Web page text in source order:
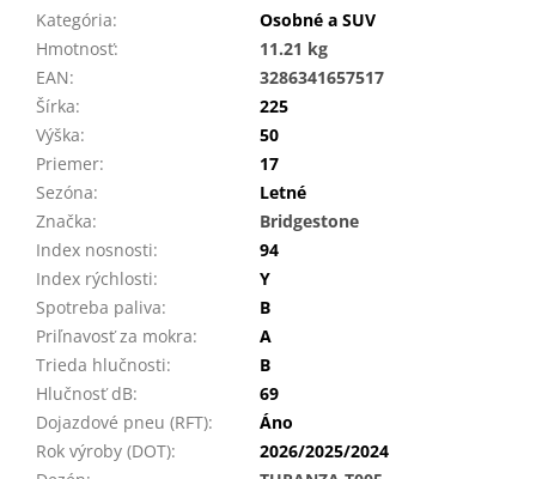
Kategória:
Osobné a SUV
Hmotnosť:
11.21 kg
EAN:
3286341657517
Šírka:
225
Výška:
50
Priemer:
17
Sezóna:
Letné
Značka:
Bridgestone
Index nosnosti:
94
Index rýchlosti:
Y
Spotreba paliva:
B
Priľnavosť za mokra:
A
Trieda hlučnosti:
B
Hlučnosť dB:
69
Dojazdové pneu (RFT):
Áno
Rok výroby (DOT):
2026/2025/2024